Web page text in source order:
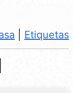
Etiquetas